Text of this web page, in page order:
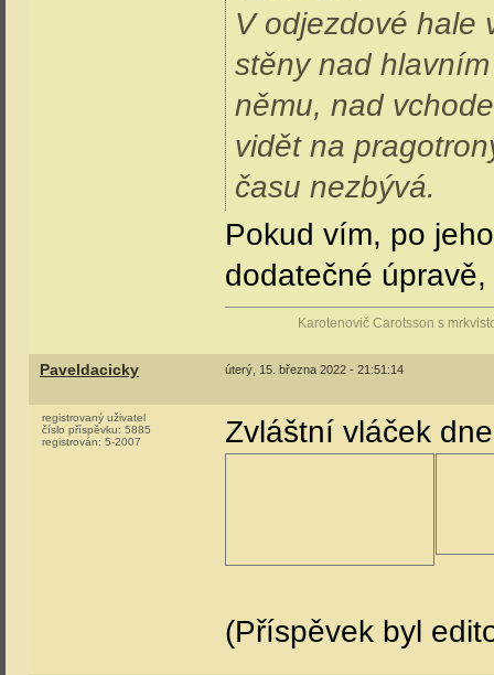
V odjezdové hale
stěny nad
němu, nad
vidět na
času nezbývá.
Pokud vím, po
dodatečné
Karotenovič Carotsson s
Paveldacicky úterý, 15. března 2022 - 21:51:14
registrovaný uživatel
číslo příspěvku: 5885
registrován: 5-2007 Zvláštní vláček
(Příspěvek byl